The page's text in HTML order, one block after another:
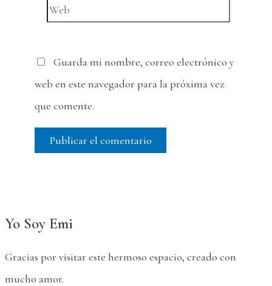
Web
Guarda mi nombre, correo electrónico y
web en este navegador para la próxima vez
que comente.
Yo Soy Emi
Gracias por visitar este hermoso espacio, creado con
mucho amor.